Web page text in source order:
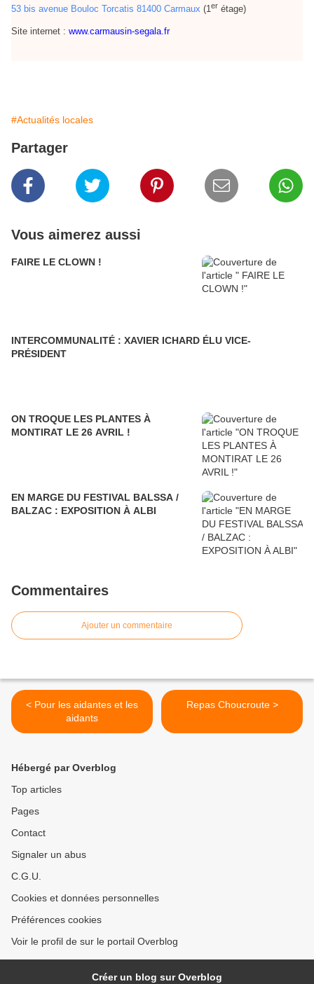
53 bis avenue Bouloc Torcatis 81400 Carmaux (1er étage)
Site internet : www.carmausin-segala.fr
#Actualités locales
Partager
Vous aimerez aussi
FAIRE LE CLOWN !
INTERCOMMUNALITÉ : XAVIER ICHARD ÉLU VICE-
PRÉSIDENT
ON TROQUE LES PLANTES À
MONTIRAT LE 26 AVRIL !
EN MARGE DU FESTIVAL BALSSA /
BALZAC : EXPOSITION À ALBI
Commentaires
Ajouter un commentaire
< Pour les aidantes et les
aidants
Repas Choucroute >
Hébergé par Overblog
Top articles
Pages
Contact
Signaler un abus
C.G.U.
Cookies et données personnelles
Préférences cookies
Voir le profil de sur le portail Overblog
Créer un blog sur Overblog